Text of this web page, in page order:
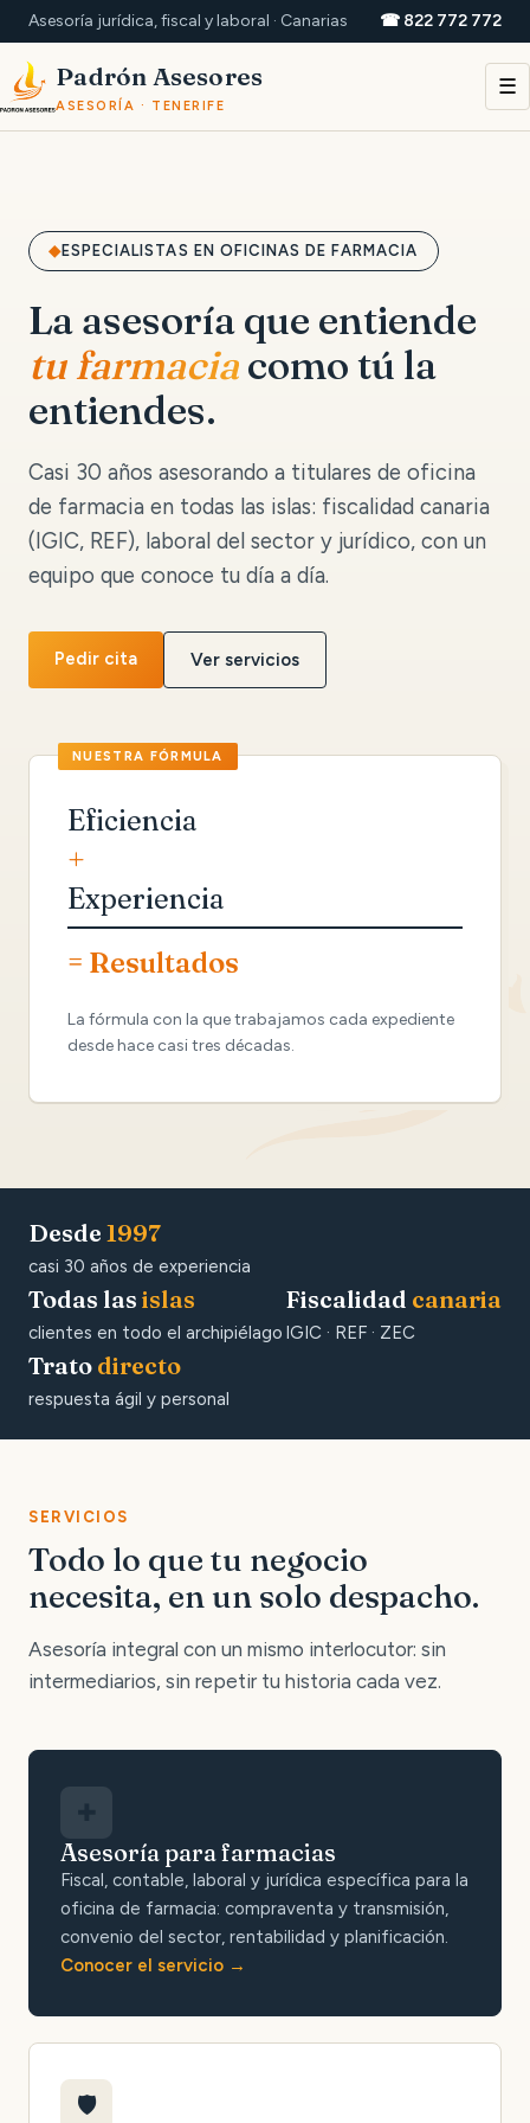
Asesoría jurídica, fiscal y laboral · Canarias ☎ 822 772 772
Padrón Asesores
ASESORÍA · TENERIFE
☰
ESPECIALISTAS EN OFICINAS DE FARMACIA
La asesoría que entiende
tu farmaciacomo tú la
entiendes.
Casi 30 años asesorando a titulares de oficina
de farmacia en todas las islas: fiscalidad canaria
(IGIC, REF), laboral del sector y jurídico, con un
equipo que conoce tu día a día.
Pedir cita Ver servicios
Eficiencia
+
Experiencia
= Resultados
La fórmula con la que trabajamos cada expediente
desde hace casi tres décadas.
Desde 1997
casi 30 años de experiencia
Todas las islas
clientes en todo el archipiélago
Fiscalidad canaria
IGIC · REF · ZEC
Trato directo
respuesta ágil y personal
SERVICIOS
Todo lo que tu negocio
necesita, en un solo despacho.
Asesoría integral con un mismo interlocutor: sin
intermediarios, sin repetir tu historia cada vez.
Asesoría para farmacias
Fiscal, contable, laboral y jurídica específica para la
oficina de farmacia: compraventa y transmisión,
convenio del sector, rentabilidad y planificación.
Conocer el servicio
🛡️